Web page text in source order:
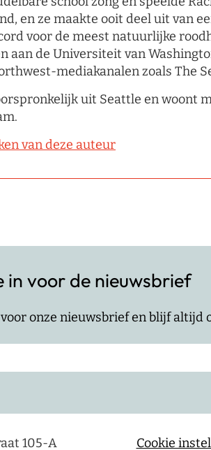
en ze maakte ooit deel uit van
voor de meest natuurlijke
aan de Universiteit van
mediakanalen zoals The
uit Seattle en woont
van deze auteur
in voor de nieuwsbrief
onze nieuwsbrief en blijf altijd
105-A Cookie